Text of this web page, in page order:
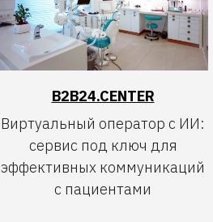
B2B24.CENTER
Виртуальный оператор с ИИ:
сервис под ключ для
эффективных коммуникаций
с пациентами